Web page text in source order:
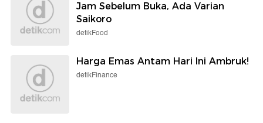
Jam Sebelum Buka, Ada Varian
Saikoro
detikFood
Harga Emas Antam Hari Ini Ambruk!
detikFinance